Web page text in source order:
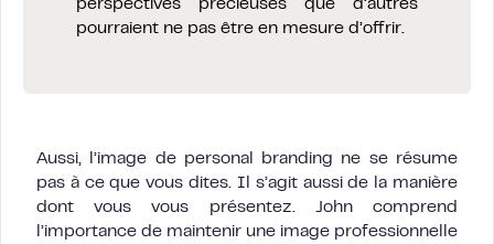
perspectives précieuses que d’autres
pourraient ne pas être en mesure d’offrir.
Aussi, l’image de personal branding ne se résume
pas à ce que vous dites. Il s’agit aussi de la manière
dont vous vous présentez. John comprend
l’importance de maintenir une image professionnelle